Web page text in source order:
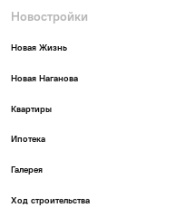
Новостройки
Новая Жизнь
Новая Наганова
Квартиры
Ипотека
Галерея
Ход строительства